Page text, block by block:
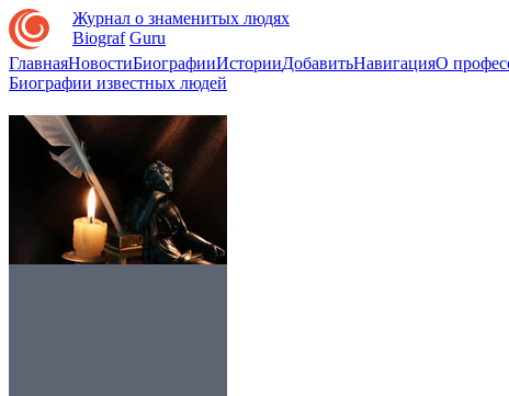
Журнал о знаменитых людях
Biograf Guru
ГлавнаяНовостиБиографииИсторииДобавитьНавигацияО
Биографии известных людей